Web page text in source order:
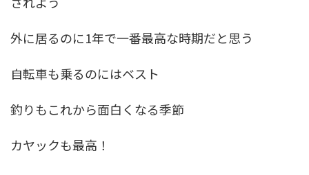
外に居るのに1年で一番最高な時期だと思う
自転車も乗るのにはベスト
釣りもこれから面白くなる季節
カヤックも最高！